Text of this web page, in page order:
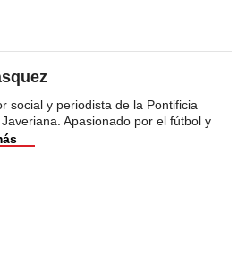
social y periodista de la Pontificia
Apasionado por el fútbol y